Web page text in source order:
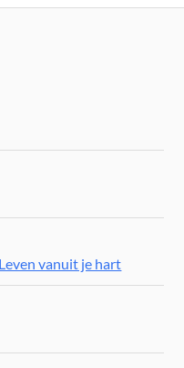
vanuit je hart